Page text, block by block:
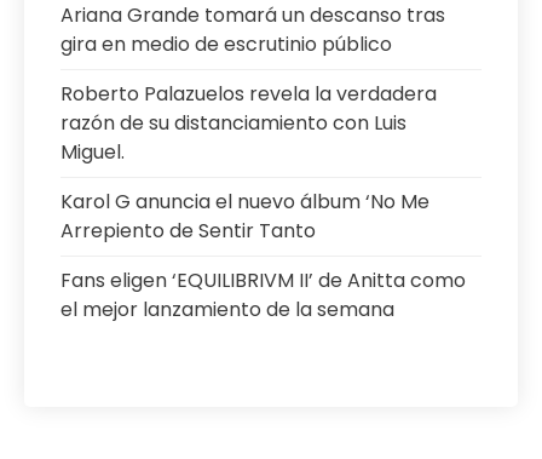
Ariana Grande tomará un descanso tras
gira en medio de escrutinio público
Roberto Palazuelos revela la verdadera
razón de su distanciamiento con Luis
Miguel.
Karol G anuncia el nuevo álbum ‘No Me
Arrepiento de Sentir Tanto
Fans eligen ‘EQUILIBRIVM II’ de Anitta como
el mejor lanzamiento de la semana